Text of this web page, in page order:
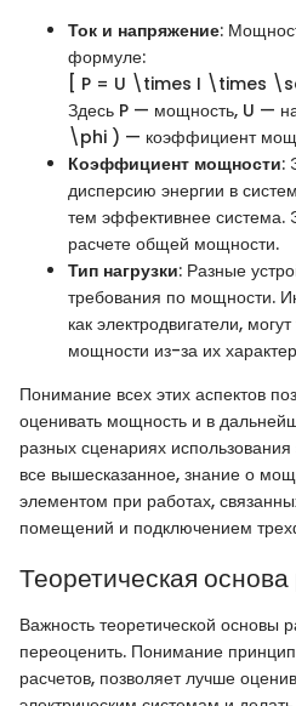
Ток и напряжение:
формуле:
[ P = U \times I \times
Здесь P — мощность, U —
\phi ) — коэффициент
Коэффициент мощности:
дисперсию энергии в
тем эффективнее система.
расчете общей мощности.
Тип нагрузки: Разные
требования по мощности.
как электродвигатели,
мощности из-за их
Понимание всех этих аспектов
оценивать мощность и в
разных сценариях
все вышесказанное, знание о
элементом при работах,
помещений и подключением
Теоретическая основа
Важность теоретической основы
переоценить. Понимание
расчетов, позволяет лучше